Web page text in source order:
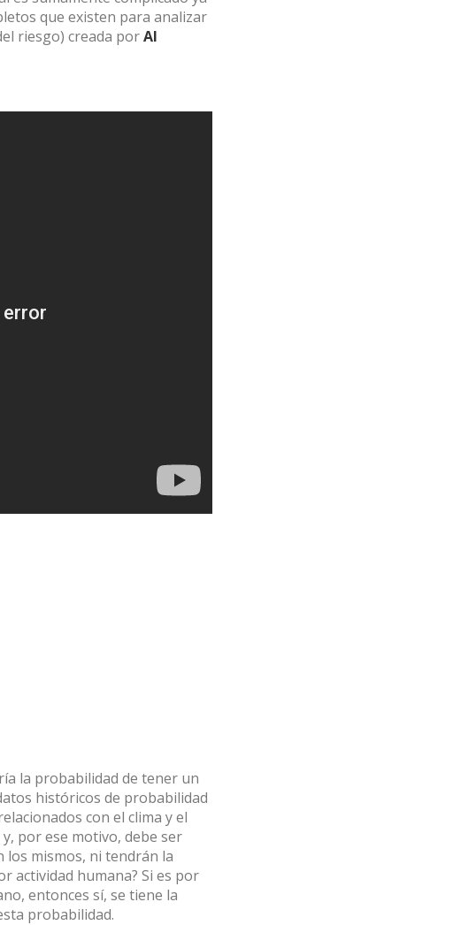
que existen para analizar
riesgo) creada porAl
la probabilidad de tener un
históricos de probabilidad
con el clima y el
por ese motivo, debe ser
los mismos, ni tendrán la
actividad humana? Si es por
entonces sí, se tiene la
probabilidad.
preferencia